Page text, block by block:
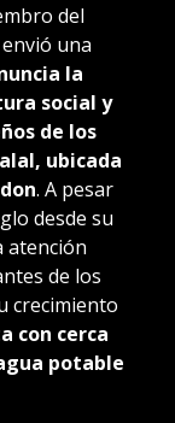
del
una
la
social y
de los
ubicada
. A pesar
desde su
atención
de los
crecimiento
con cerca
potable